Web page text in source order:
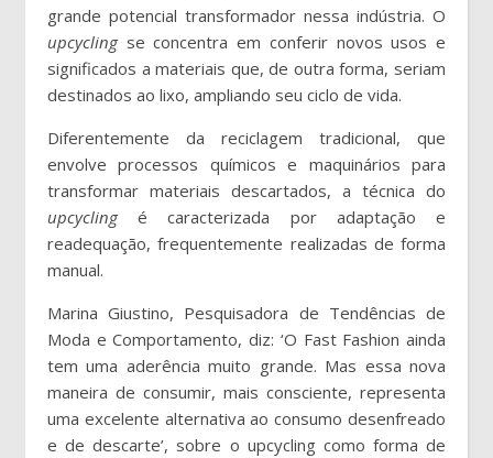
grande potencial transformador nessa indústria. O
upcyclingse concentra em conferir novos usos e
significados a materiais que, de outra forma, seriam
destinados ao lixo, ampliando seu ciclo de vida.
Diferentemente da reciclagem tradicional, que
envolve processos químicos e maquinários para
transformar materiais descartados, a técnica do
upcyclingé caracterizada por adaptação e
readequação, frequentemente realizadas de forma
manual.
Marina Giustino, Pesquisadora de Tendências de
Moda e Comportamento, diz: ‘O Fast Fashion ainda
tem uma aderência muito grande. Mas essa nova
maneira de consumir, mais consciente, representa
uma excelente alternativa ao consumo desenfreado
e de descarte’, sobre o upcycling como forma de